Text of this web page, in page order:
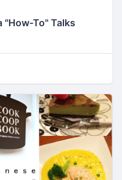
"How-To" Talks